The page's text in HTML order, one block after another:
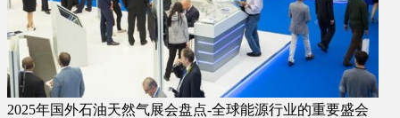
2025年国外石油天然气展会盘点-全球能源行业的重要盛会